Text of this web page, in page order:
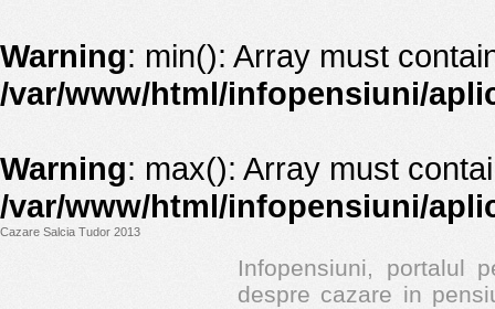
Warning: min(): Array must
/var/www/html/infopensiuni/
Warning: max(): Array must
/var/www/html/infopensiuni/
Cazare Salcia Tudor 2013
Infopensiuni, portalul
despre cazare in